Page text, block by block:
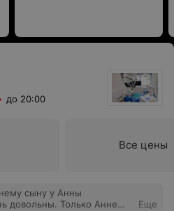
до 20:00
Все цены
сыну у Анны
довольны. Только Анне
Еще